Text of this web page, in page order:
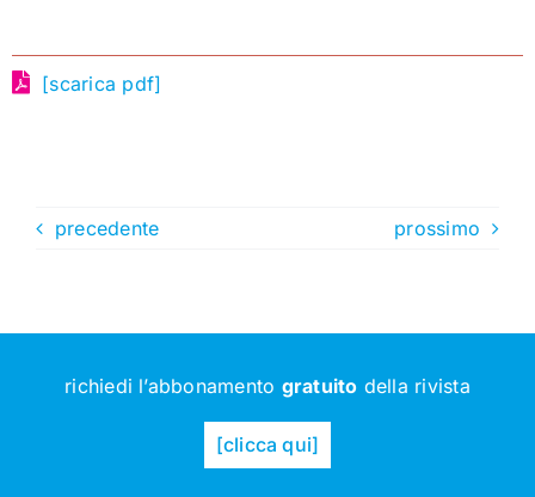
[scarica pdf]
precedente prossimo
richiedi l’abbonamento gratuito della rivista
[clicca qui]